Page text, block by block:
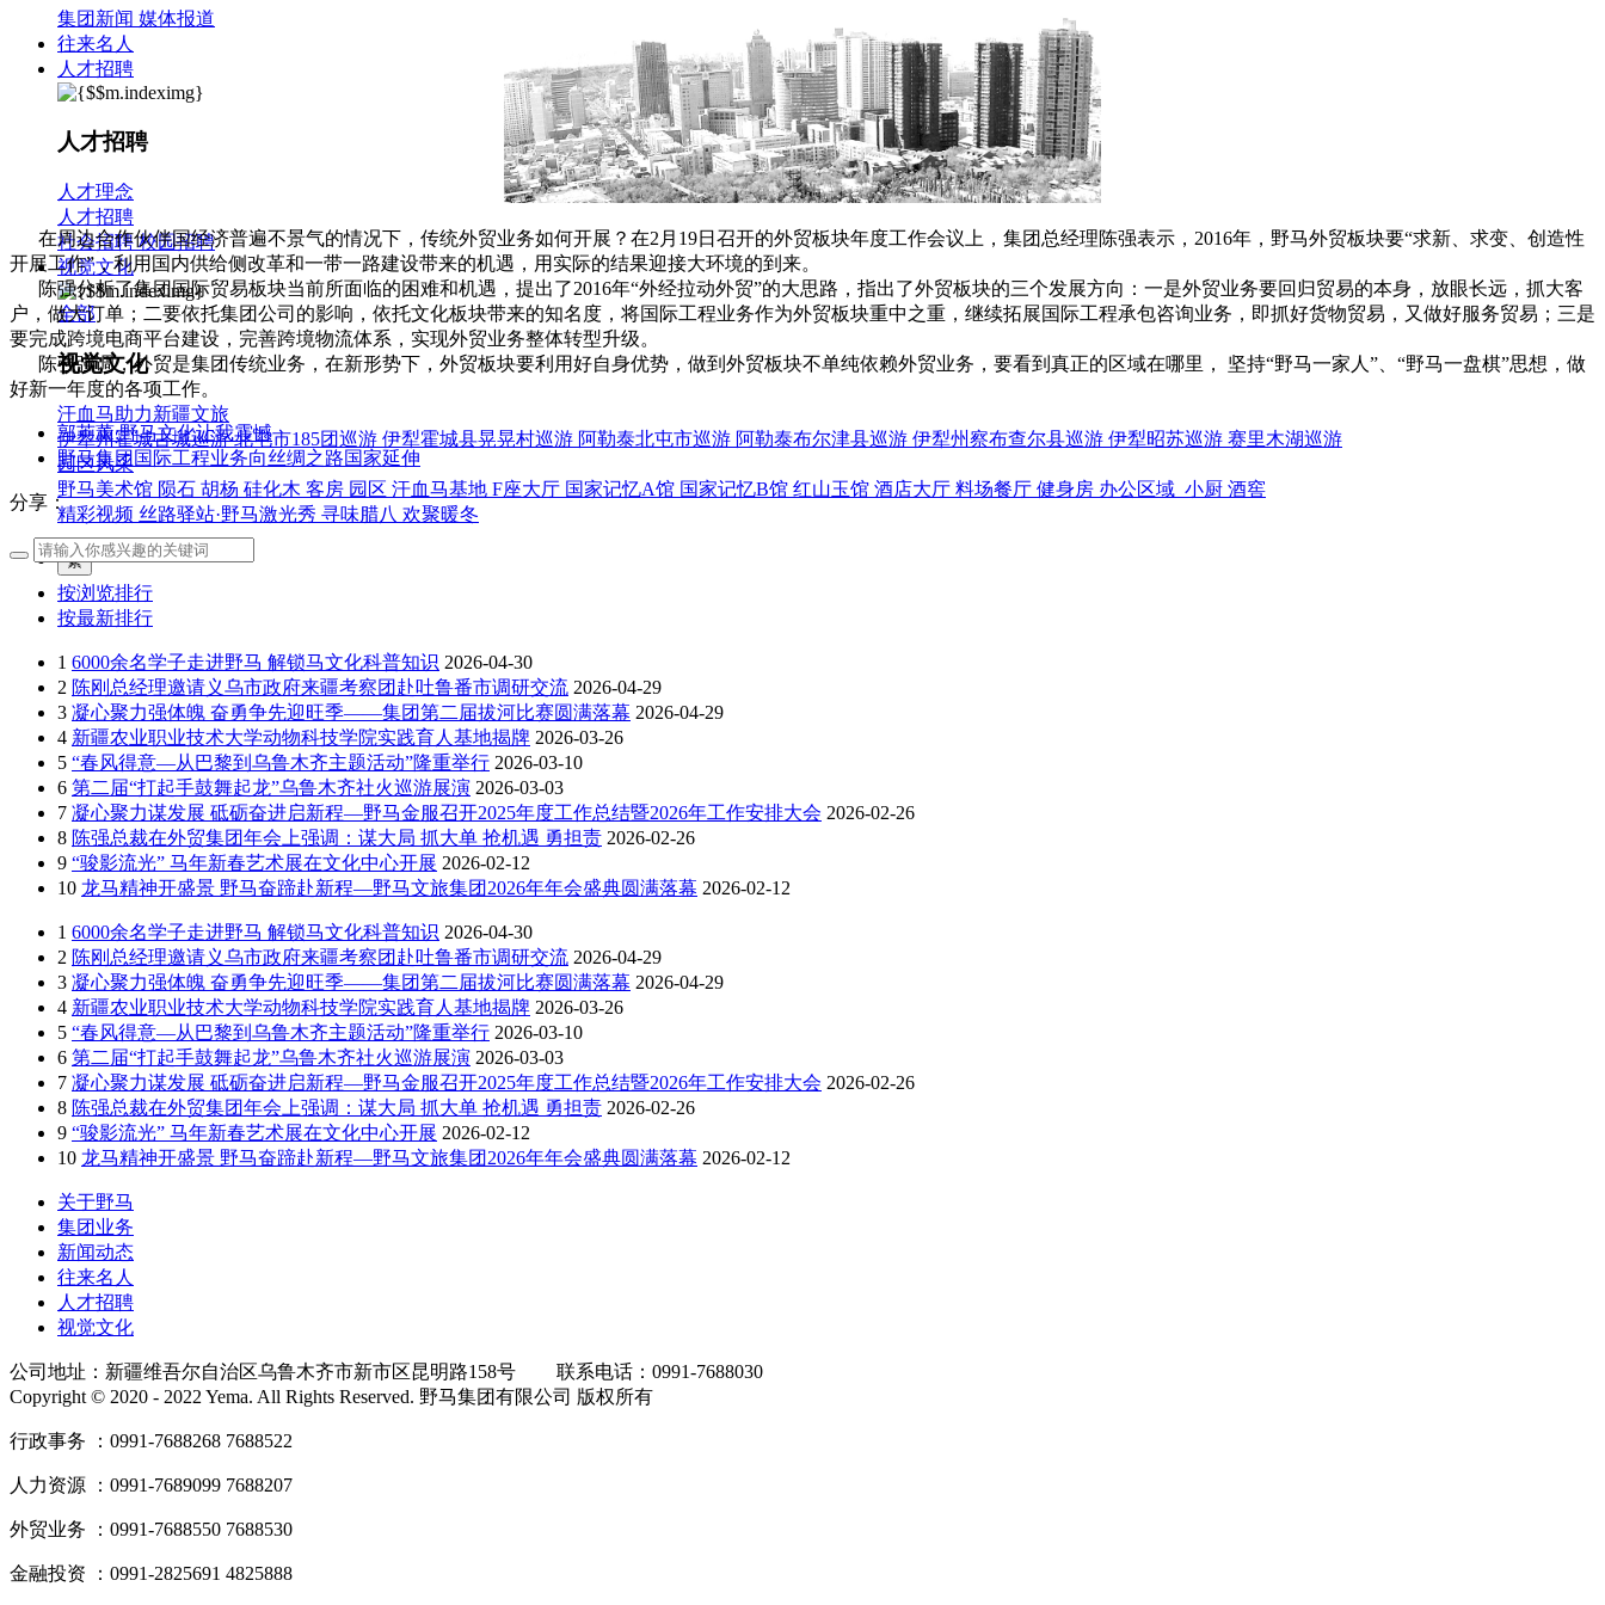
集团新闻 媒体报道
往来名人
人才招聘
人才招聘
人才理念
人才招聘
社会招聘 校园招聘
视觉文化
全部
视觉文化
汗血马助力新疆文旅
伊犁州霍城古城巡游 北屯市185团巡游 伊犁霍城县晃晃村巡游 阿勒泰北屯市巡游 阿勒泰布尔津县巡游 伊犁州察布查尔县巡游 伊犁昭苏巡游 赛里木湖巡游
园区风采
野马美术馆 陨石 胡杨 硅化木 客房 园区 汗血马基地 F座大厅 国家记忆A馆 国家记忆B馆 红山玉馆 酒店大厅 料场餐厅 健身房 办公区域 小厨 酒窖
精彩视频 丝路驿站·野马激光秀 寻味腊八 欢聚暖冬
繁
在周边合作伙伴国经济普遍不景气的情况下，传统外贸业务如何开展？在2月19日召开的外贸板块年度工作会议上，集团总经理陈强表示，2016年，野马外贸板块要“求新、求变、创造性
开展工作”，利用国内供给侧改革和一带一路建设带来的机遇，用实际的结果迎接大环境的到来。
陈强分析了集团国际贸易板块当前所面临的困难和机遇，提出了2016年“外经拉动外贸”的大思路，指出了外贸板块的三个发展方向：一是外贸业务要回归贸易的本身，放眼长远，抓大客
户，做大订单；二要依托集团公司的影响，依托文化板块带来的知名度，将国际工程业务作为外贸板块重中之重，继续拓展国际工程承包咨询业务，即抓好货物贸易，又做好服务贸易；三是
要完成跨境电商平台建设，完善跨境物流体系，实现外贸业务整体转型升级。
陈强强调，外贸是集团传统业务，在新形势下，外贸板块要利用好自身优势，做到外贸板块不单纯依赖外贸业务，要看到真正的区域在哪里， 坚持“野马一家人”、“野马一盘棋”思想，做
好新一年度的各项工作。
郭英薰:野马文化让我震憾
野马集团国际工程业务向丝绸之路国家延伸
分享：
按浏览排行
按最新排行
1 6000余名学子走进野马 解锁马文化科普知识 2026-04-30
2 陈刚总经理邀请义乌市政府来疆考察团赴吐鲁番市调研交流 2026-04-29
3 凝心聚力强体魄 奋勇争先迎旺季——集团第二届拔河比赛圆满落幕 2026-04-29
4 新疆农业职业技术大学动物科技学院实践育人基地揭牌 2026-03-26
5 “春风得意—从巴黎到乌鲁木齐主题活动”隆重举行 2026-03-10
6 第二届“打起手鼓舞起龙”乌鲁木齐社火巡游展演 2026-03-03
7 凝心聚力谋发展 砥砺奋进启新程—野马金服召开2025年度工作总结暨2026年工作安排大会 2026-02-26
8 陈强总裁在外贸集团年会上强调：谋大局 抓大单 抢机遇 勇担责 2026-02-26
9 “骏影流光” 马年新春艺术展在文化中心开展 2026-02-12
10 龙马精神开盛景 野马奋蹄赴新程—野马文旅集团2026年年会盛典圆满落幕 2026-02-12
1 6000余名学子走进野马 解锁马文化科普知识 2026-04-30
2 陈刚总经理邀请义乌市政府来疆考察团赴吐鲁番市调研交流 2026-04-29
3 凝心聚力强体魄 奋勇争先迎旺季——集团第二届拔河比赛圆满落幕 2026-04-29
4 新疆农业职业技术大学动物科技学院实践育人基地揭牌 2026-03-26
5 “春风得意—从巴黎到乌鲁木齐主题活动”隆重举行 2026-03-10
6 第二届“打起手鼓舞起龙”乌鲁木齐社火巡游展演 2026-03-03
7 凝心聚力谋发展 砥砺奋进启新程—野马金服召开2025年度工作总结暨2026年工作安排大会 2026-02-26
8 陈强总裁在外贸集团年会上强调：谋大局 抓大单 抢机遇 勇担责 2026-02-26
9 “骏影流光” 马年新春艺术展在文化中心开展 2026-02-12
10 龙马精神开盛景 野马奋蹄赴新程—野马文旅集团2026年年会盛典圆满落幕 2026-02-12
关于野马
集团业务
新闻动态
往来名人
人才招聘
视觉文化
公司地址：新疆维吾尔自治区乌鲁木齐市新市区昆明路158号
联系电话：0991-7688030
Copyright © 2020 - 2022 Yema. All Rights Reserved. 野马集团有限公司 版权所有
行政事务 ：0991-7688268 7688522
人力资源 ：0991-7689099 7688207
外贸业务 ：0991-7688550 7688530
金融投资 ：0991-2825691 4825888